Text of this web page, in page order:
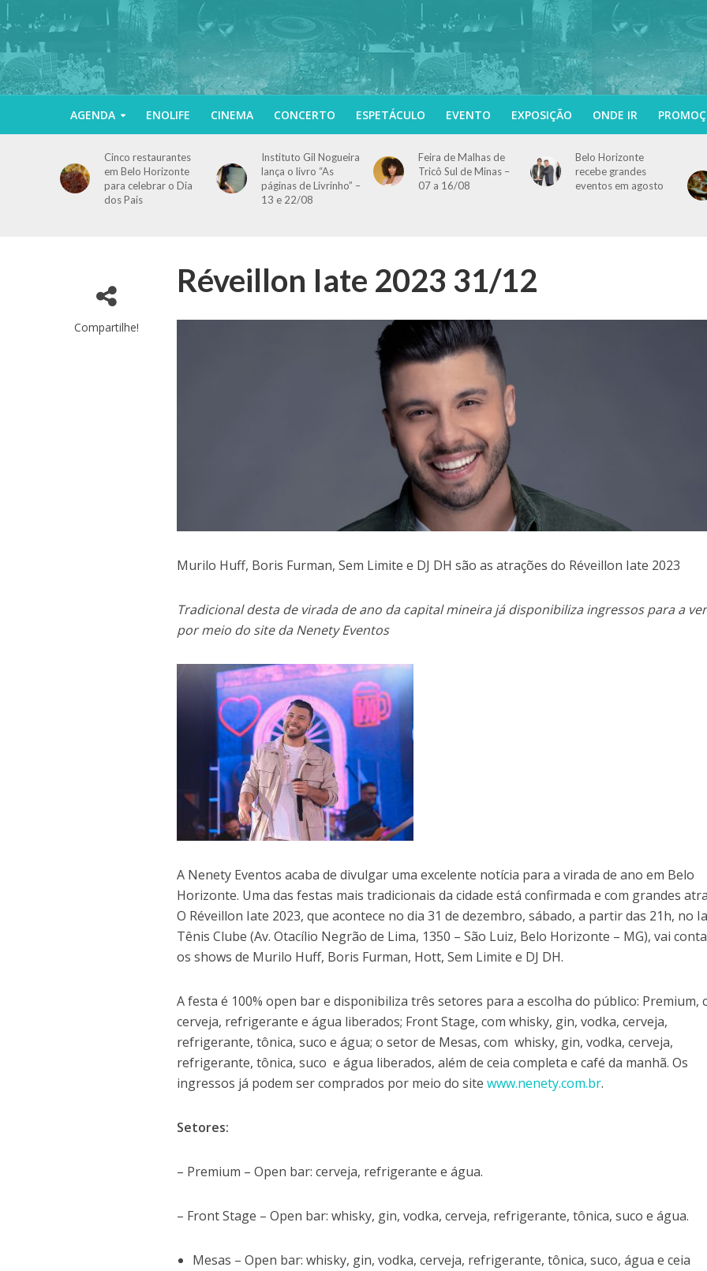
AGENDA ENOLIFE CINEMA CONCERTO ESPETÁCULO EVENTO EXPOSIÇÃO ONDE IR
Cinco restaurantes
em Belo Horizonte
para celebrar o Dia
dos Pais
Instituto Gil Nogueira
lança o livro “As
páginas de Livrinho” –
13 e 22/08
Feira de Malhas de
Tricô Sul de Minas –
07 a 16/08
Belo Horizonte
recebe grandes
eventos em agosto
Compartilhe!
Réveillon Iate 2023 31/12
Murilo Huff, Boris Furman, Sem Limite e DJ DH são as atrações do Réveillon Iate 2023
Tradicional desta de virada de ano da capital mineira já disponibiliza ingressos para a
por meio do site da Nenety Eventos
A Nenety Eventos acaba de divulgar uma excelente notícia para a virada de ano em Belo
Horizonte. Uma das festas mais tradicionais da cidade está confirmada e com grandes
O Réveillon Iate 2023, que acontece no dia 31 de dezembro, sábado, a partir das 21h, no
Tênis Clube (Av. Otacílio Negrão de Lima, 1350 – São Luiz, Belo Horizonte – MG), vai
os shows de Murilo Huff, Boris Furman, Hott, Sem Limite e DJ DH.
A festa é 100% open bar e disponibiliza três setores para a escolha do público: Premium,
cerveja, refrigerante e água liberados; Front Stage, com whisky, gin, vodka, cerveja,
refrigerante, tônica, suco e água; o setor de Mesas, com whisky, gin, vodka, cerveja,
refrigerante, tônica, suco e água liberados, além de ceia completa e café da manhã. Os
ingressos já podem ser comprados por meio do sitewww.nenety.com.br.
Setores:
– Premium – Open bar: cerveja, refrigerante e água.
– Front Stage – Open bar: whisky, gin, vodka, cerveja, refrigerante, tônica, suco e água.
Mesas – Open bar: whisky, gin, vodka, cerveja, refrigerante, tônica, suco, água e ceia